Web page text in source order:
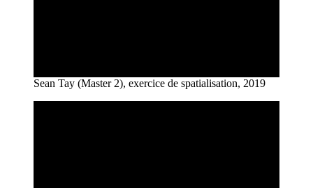
Sean Tay (Master 2), exercice de spatialisation, 2019